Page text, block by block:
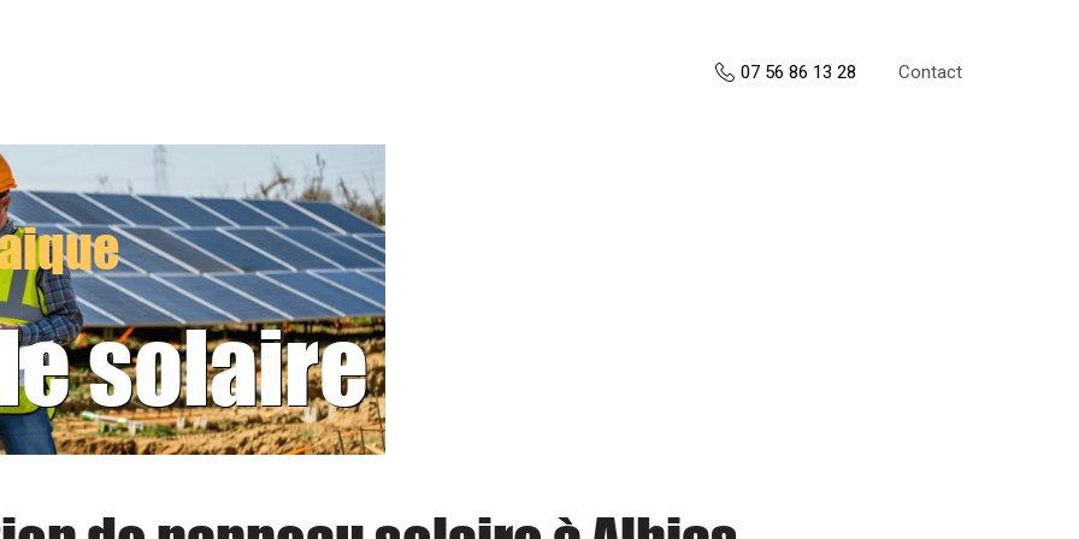
07 56 86 13 28 Contact
solaire